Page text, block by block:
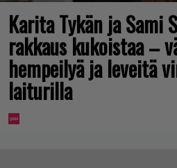
Karita Tykän ja Sami
rakkaus kukoistaa –
hempeilyä ja leveitä
laiturilla